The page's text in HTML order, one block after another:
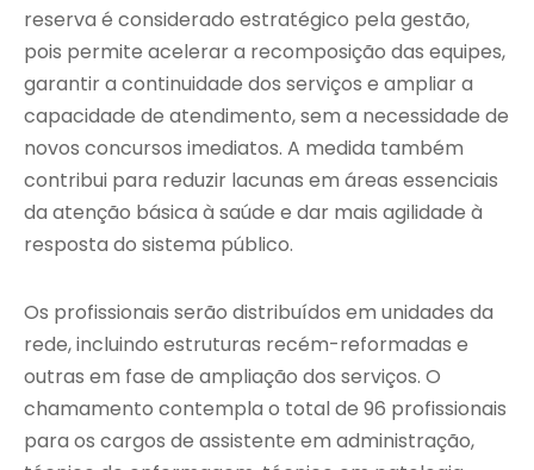
reserva é considerado estratégico pela gestão,
pois permite acelerar a recomposição das equipes,
garantir a continuidade dos serviços e ampliar a
capacidade de atendimento, sem a necessidade de
novos concursos imediatos. A medida também
contribui para reduzir lacunas em áreas essenciais
da atenção básica à saúde e dar mais agilidade à
resposta do sistema público.
Os profissionais serão distribuídos em unidades da
rede, incluindo estruturas recém-reformadas e
outras em fase de ampliação dos serviços. O
chamamento contempla o total de 96 profissionais
para os cargos de assistente em administração,